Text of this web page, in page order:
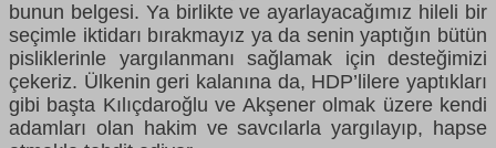
bunun belgesi. Ya birlikte ve ayarlayacağımız hileli bir
seçimle iktidarı bırakmayız ya da senin yaptığın bütün
pisliklerinle yargılanmanı sağlamak için desteğimizi
çekeriz. Ülkenin geri kalanına da, HDP’lilere yaptıkları
gibi başta Kılıçdaroğlu ve Akşener olmak üzere kendi
adamları olan hakim ve savcılarla yargılayıp, hapse